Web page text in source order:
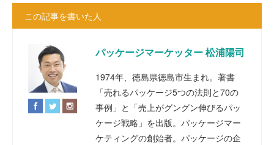
この記事を書いた人
パッケージマーケッター 松浦陽司
1974年、徳島県徳島市生まれ。著書
「売れるパッケージ5つの法則と70の
事例」と「売上がグングン伸びるパッ
ケージ戦略」を出版。パッケージマー
ケティングの創始者。パッケージの企